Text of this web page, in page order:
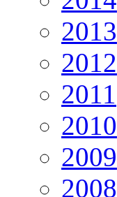
2013
2012
2011
2010
2009
2008